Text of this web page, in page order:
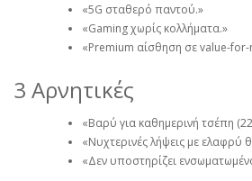
«5G σταθερό παντού.»
«Gaming χωρίς κολλήματα.»
«Premium αίσθηση σε value-for-
3 Αρνητικές
«Βαρύ για καθημερινή τσέπη
«Νυχτερινές λήψεις με ελαφρύ
«Δεν υποστηρίζει